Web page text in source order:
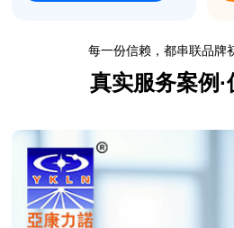
每一份信赖，都串联品牌
真实服务案例